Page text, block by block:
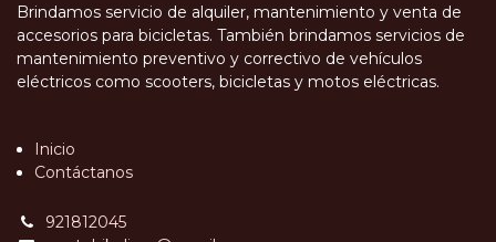
Brindamos servicio de alquiler, mantenimiento y venta de
accesorios para bicicletas. También brindamos servicios de
mantenimiento preventivo y correctivo de vehículos
eléctricos como scooters, bicicletas y motos eléctricas.
Inicio
Contáctanos
921812045